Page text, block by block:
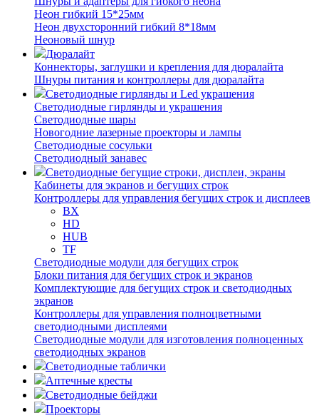
Неон гибкий 15*25мм
Неон двухсторонний гибкий 8*18мм
Неоновый шнур
Дюралайт
Коннекторы, заглушки и крепления для дюралайта
Шнуры питания и контроллеры для дюралайта
Светодиодные гирлянды и Led украшения
Светодиодные гирлянды и украшения
Светодиодные шары
Новогодние лазерные проекторы и лампы
Светодиодные сосульки
Светодиодный занавес
Светодиодные бегущие строки, дисплеи, экраны
Кабинеты для экранов и бегущих строк
Контроллеры для управления бегущих строк и дисплеев
BX
HD
HUB
TF
Светодиодные модули для бегущих строк
Блоки питания для бегущих строк и экранов
Комплектующие для бегущих строк и светодиодных
экранов
Контроллеры для управления полноцветными
светодиодными дисплеями
Светодиодные модули для изготовления полноценных
светодиодных экранов
Светодиодные таблички
Аптечные кресты
Светодиодные бейджи
Проекторы